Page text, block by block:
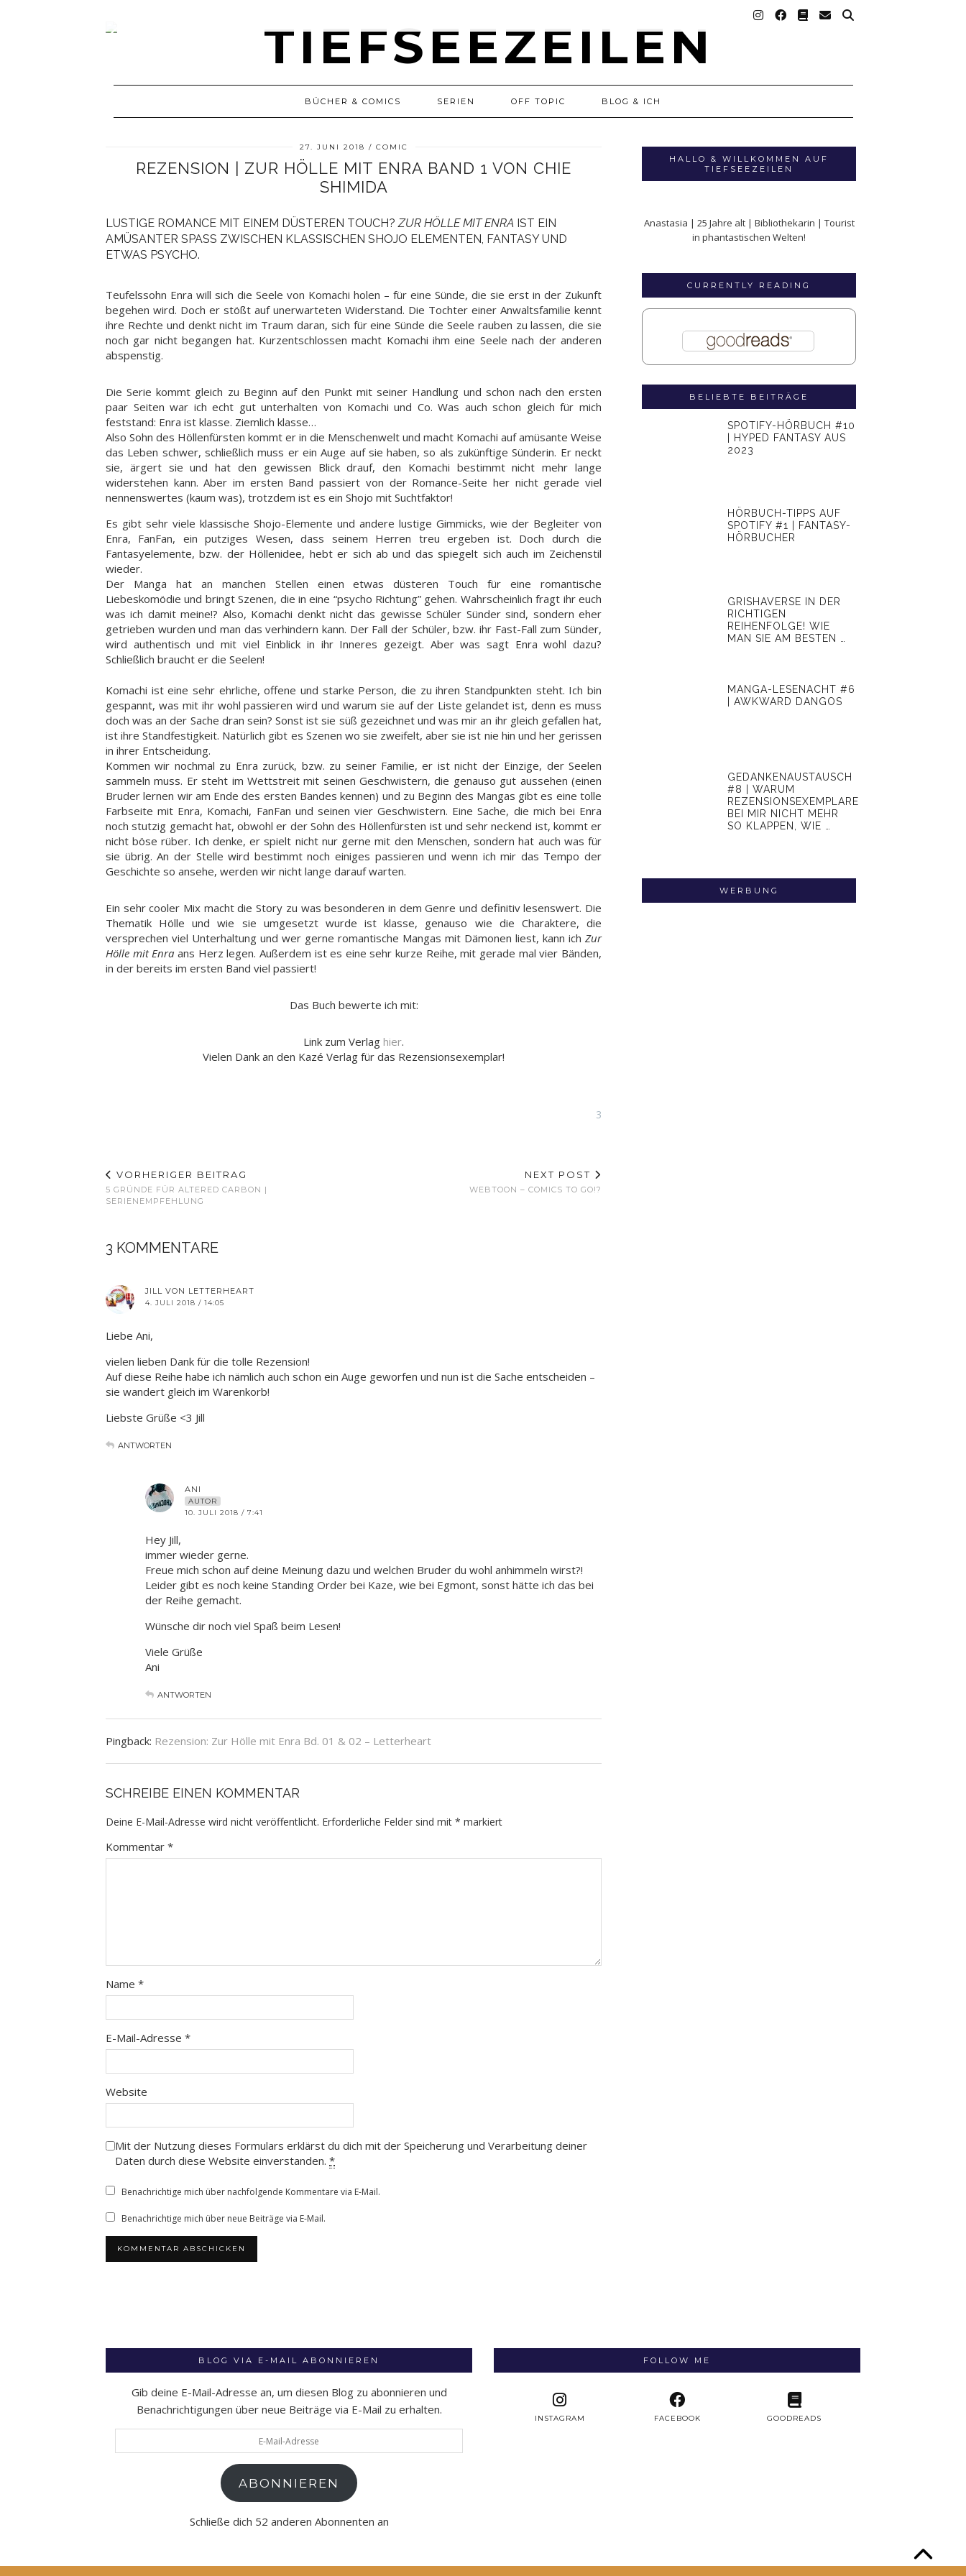
BÜCHER & COMICS SERIEN OFF TOPIC BLOG & ICH
27. JUNI 2018 COMIC
REZENSION | ZUR HÖLLE MIT ENRA BAND 1 VON CHIE
SHIMIDA
LUSTIGE ROMANCE MIT EINEM DÜSTEREN TOUCH? ZUR HÖLLE MIT ENRA IST EIN
AMÜSANTER SPASS ZWISCHEN KLASSISCHEN SHOJO ELEMENTEN, FANTASY UND E
TWAS PSYCHO.
Teufelssohn Enra will sich die Seele von Komachi holen – für eine Sünde, die sie erst in der Zukunft
begehen wird. Doch er stößt auf unerwarteten Widerstand. Die Tochter einer Anwaltsfamilie kennt
ihre Rechte und denkt nicht im Traum daran, sich für eine Sünde die Seele rauben zu lassen, die sie
noch gar nicht begangen hat. Kurzentschlossen macht Komachi ihm eine Seele nach der anderen
abspenstig.
Die Serie kommt gleich zu Beginn auf den Punkt mit seiner Handlung und schon nach den ersten
paar Seiten war ich echt gut unterhalten von Komachi und Co. Was auch schon gleich für mich
feststand: Enra ist klasse. Ziemlich klasse…
Also Sohn des Höllenfürsten kommt er in die Menschenwelt und macht Komachi auf amüsante Weise
das Leben schwer, schließlich muss er ein Auge auf sie haben, so als zukünftige Sünderin. Er neckt
sie, ärgert sie und hat den gewissen Blick drauf, den Komachi bestimmt nicht mehr lange
widerstehen kann. Aber im ersten Band passiert von der Romance-Seite her nicht gerade viel
nennenswertes (kaum was), trotzdem ist es ein Shojo mit Suchtfaktor!
Es gibt sehr viele klassische Shojo-Elemente und andere lustige Gimmicks, wie der Begleiter von
Enra, FanFan, ein putziges Wesen, dass seinem Herren treu ergeben ist. Doch durch die
Fantasyelemente, bzw. der Höllenidee, hebt er sich ab und das spiegelt sich auch im Zeichenstil
wieder.
Der Manga hat an manchen Stellen einen etwas düsteren Touch für eine romantische
Liebeskomödie und bringt Szenen, die in eine “psycho Richtung” gehen. Wahrscheinlich fragt ihr euch
was ich damit meine!? Also, Komachi denkt nicht das gewisse Schüler Sünder sind, sondern eher
getrieben wurden und man das verhindern kann. Der Fall der Schüler, bzw. ihr Fast-Fall zum Sünder,
wird authentisch und mit viel Einblick in ihr Inneres gezeigt. Aber was sagt Enra wohl dazu?
Schließlich braucht er die Seelen!
Komachi ist eine sehr ehrliche, offene und starke Person, die zu ihren Standpunkten steht. Ich bin
gespannt, was mit ihr wohl passieren wird und warum sie auf der Liste gelandet ist, denn es muss
doch was an der Sache dran sein? Sonst ist sie süß gezeichnet und was mir an ihr gleich gefallen hat,
ist ihre Standfestigkeit. Natürlich gibt es Szenen wo sie zweifelt, aber sie ist nie hin und her gerissen
in ihrer Entscheidung.
Kommen wir nochmal zu Enra zurück, bzw. zu seiner Familie, er ist nicht der Einzige, der Seelen
sammeln muss. Er steht im Wettstreit mit seinen Geschwistern, die genauso gut aussehen (einen
Bruder lernen wir am Ende des ersten Bandes kennen) und zu Beginn des Mangas gibt es eine tolle
Farbseite mit Enra, Komachi, FanFan und seinen vier Geschwistern. Eine Sache, die mich bei Enra
noch stutzig gemacht hat, obwohl er der Sohn des Höllenfürsten ist und sehr neckend ist, kommt er
nicht böse rüber. Ich denke, er spielt nicht nur gerne mit den Menschen, sondern hat auch was für
sie übrig. An der Stelle wird bestimmt noch einiges passieren und wenn ich mir das Tempo der
Geschichte so ansehe, werden wir nicht lange darauf warten.
Ein sehr cooler Mix macht die Story zu was besonderen in dem Genre und definitiv lesenswert. Die
Thematik Hölle und wie sie umgesetzt wurde ist klasse, genauso wie die Charaktere, die
versprechen viel Unterhaltung und wer gerne romantische Mangas mit Dämonen liest, kann ich Zur
Hölle mit Enra ans Herz legen. Außerdem ist es eine sehr kurze Reihe, mit gerade mal vier Bänden,
in der bereits im ersten Band viel passiert!
Das Buch bewerte ich mit:
Link zum Verlag hier.
Vielen Dank an den Kazé Verlag für das Rezensionsexemplar!
3
VORHERIGER BEITRAG
5 GRÜNDE FÜR ALTERED CARBON |
SERIENEMPFEHLUNG
NEXT POST
WEBTOON – COMICS TO GO!?
3 KOMMENTARE
JILL VON LETTERHEART
4. JULI 2018 / 14:05
Liebe Ani,
vielen lieben Dank für die tolle Rezension!
Auf diese Reihe habe ich nämlich auch schon ein Auge geworfen und nun ist die Sache entscheiden –
sie wandert gleich im Warenkorb!
Liebste Grüße <3 Jill
ANTWORTEN
ANI
AUTOR
10. JULI 2018 / 7:41
Hey Jill,
immer wieder gerne.
Freue mich schon auf deine Meinung dazu und welchen Bruder du wohl anhimmeln wirst?!
Leider gibt es noch keine Standing Order bei Kaze, wie bei Egmont, sonst hätte ich das bei
der Reihe gemacht.
Wünsche dir noch viel Spaß beim Lesen!
Viele Grüße
Ani
ANTWORTEN
Pingback: Rezension: Zur Hölle mit Enra Bd. 01 & 02 – Letterheart
SCHREIBE EINEN KOMMENTAR
Deine E-Mail-Adresse wird nicht veröffentlicht. Erforderliche Felder sind mit * markiert
Kommentar *
Name *
E-Mail-Adresse *
Website
Mit der Nutzung dieses Formulars erklärst du dich mit der Speicherung und Verarbeitung deiner
Daten durch diese Website einverstanden. *
Benachrichtige mich über nachfolgende Kommentare via E-Mail.
Benachrichtige mich über neue Beiträge via E-Mail.
HALLO & WILLKOMMEN AUF
TIEFSEEZEILEN
Anastasia | 25 Jahre alt | Bibliothekarin | Tourist
in phantastischen Welten!
CURRENTLY READING
BELIEBTE BEITRÄGE
SPOTIFY-HÖRBUCH #10
| HYPED FANTASY AUS
2023
HÖRBUCH-TIPPS AUF
SPOTIFY #1 | FANTASY-
HÖRBUCHER
GRISHAVERSE IN DER
RICHTIGEN
REIHENFOLGE! WIE
MAN SIE AM BESTEN …
MANGA-LESENACHT #6
| AWKWARD DANGOS
GEDANKENAUSTAUSCH
#8 | WARUM
REZENSIONSEXEMPLARE
BEI MIR NICHT MEHR
SO KLAPPEN, WIE …
WERBUNG
BLOG VIA E-MAIL ABONNIEREN
Gib deine E-Mail-Adresse an, um diesen Blog zu abonnieren und
Benachrichtigungen über neue Beiträge via E-Mail zu erhalten.
Mail-
ABONNIEREN
Schließe dich 52 anderen Abonnenten an
FOLLOW ME
INSTAGRAM FACEBOOK GOODREADS